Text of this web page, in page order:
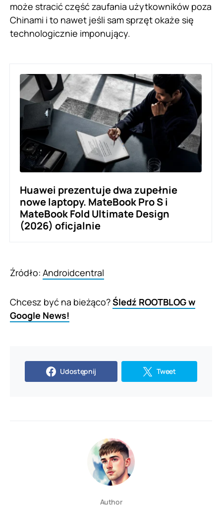
może stracić część zaufania użytkowników poza
Chinami i to nawet jeśli sam sprzęt okaże się
technologicznie imponujący.
Huawei prezentuje dwa zupełnie
nowe laptopy. MateBook Pro S i
MateBook Fold Ultimate Design
(2026) oficjalnie
Źródło: Androidcentral
Chcesz być na bieżąco?Śledź ROOTBLOG w
Google News!
Udostępnij Tweet
Author